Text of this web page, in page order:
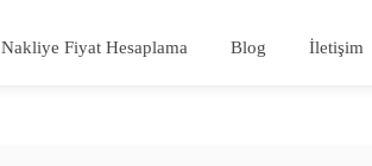
Nakliye Fiyat Hesaplama Blog İletişim